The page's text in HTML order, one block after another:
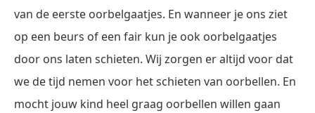
van de eerste oorbelgaatjes. En wanneer je ons ziet
op een beurs of een fair kun je ook oorbelgaatjes
door ons laten schieten. Wij zorgen er altijd voor dat
we de tijd nemen voor het schieten van oorbellen. En
mocht jouw kind heel graag oorbellen willen gaan